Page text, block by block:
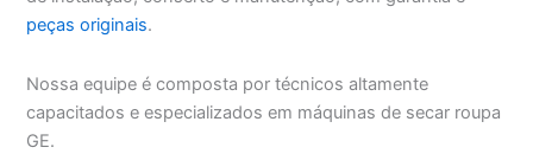
peças originais.
Nossa equipe é composta por técnicos altamente
capacitados e especializados em máquinas de secar roupa
GE.